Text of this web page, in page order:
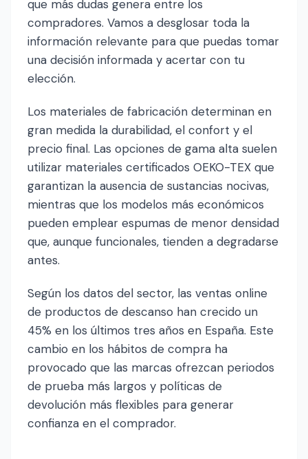
que más dudas genera entre los
compradores. Vamos a desglosar toda la
información relevante para que puedas tomar
una decisión informada y acertar con tu
elección.
Los materiales de fabricación determinan en
gran medida la durabilidad, el confort y el
precio final. Las opciones de gama alta suelen
utilizar materiales certificados OEKO-TEX que
garantizan la ausencia de sustancias nocivas,
mientras que los modelos más económicos
pueden emplear espumas de menor densidad
que, aunque funcionales, tienden a degradarse
antes.
Según los datos del sector, las ventas online
de productos de descanso han crecido un
45% en los últimos tres años en España. Este
cambio en los hábitos de compra ha
provocado que las marcas ofrezcan periodos
de prueba más largos y políticas de
devolución más flexibles para generar
confianza en el comprador.